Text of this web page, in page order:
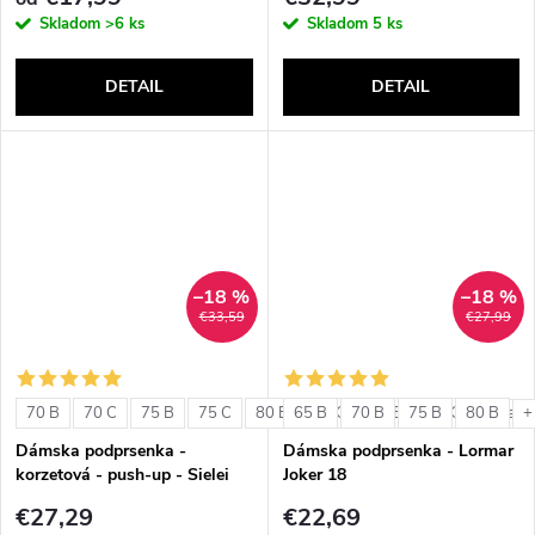
Skladom >6 ks
DETAIL
Skladom 5 ks
DETAIL
€33,59
–18 %
70 B 70 C 75 B 75 C 80 B 80 C 85 B 85 C +
Dámska podprsenka -
korzetová - push-up - Sielei
€27,29
€27,99
–18 %
65 B 70 B 75 B 80 B
Dámska podprsenka - Lormar
Joker 18
€22,69